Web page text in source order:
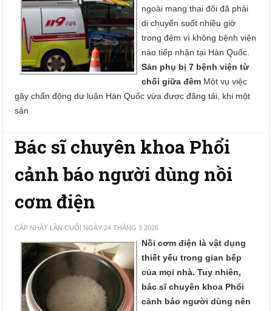
ngoài mang thai đôi đã phải
di chuyển suốt nhiều giờ
trong đêm vì không bệnh viện
nào tiếp nhận tại Hàn Quốc.
Sản phụ bị 7 bệnh viện từ
chối giữa đêm Một vụ việc
gây chấn động dư luận Hàn Quốc vừa được đăng tải, khi một
sản
Bác sĩ chuyên khoa Phổi
cảnh báo người dùng nồi
cơm điện
CẬP NHẬT LẦN CUỐI NGÀY 24 THÁNG 3 2026
Nồi cơm điện là vật dụng
thiết yếu trong gian bếp
của mọi nhà. Tuy nhiên,
bác sĩ chuyên khoa Phổi
cảnh báo người dùng nên